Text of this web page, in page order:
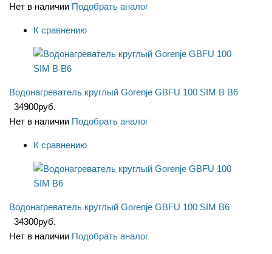
Нет в наличии Подобрать аналог
К сравнению
Водонагреватель круглый Gorenje GBFU 100 SIM B B6
34900руб.
Нет в наличии Подобрать аналог
К сравнению
Водонагреватель круглый Gorenje GBFU 100 SIM B6
34300руб.
Нет в наличии Подобрать аналог